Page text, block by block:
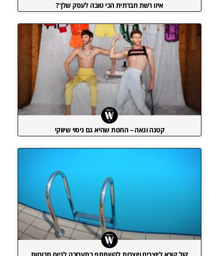
איזו רשת חברתית הכי טובה לעסק שלך?
קטנה וגאה – החנות שהיא גם ניסוי שיווקי